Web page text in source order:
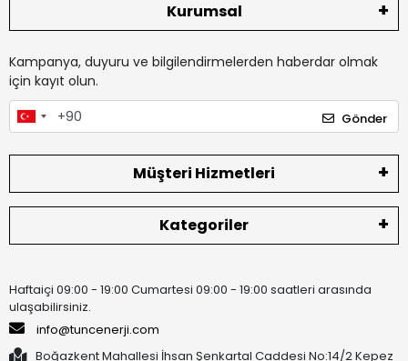
Kurumsal
Kampanya, duyuru ve bilgilendirmelerden haberdar olmak
için kayıt olun.
Gönder
Müşteri Hizmetleri
Kategoriler
Haftaiçi 09:00 - 19:00 Cumartesi 09:00 - 19:00 saatleri arasında
ulaşabilirsiniz.
info@tuncenerji.com
Boğazkent Mahallesi İhsan Şenkartal Caddesi No:14/2 Kepez